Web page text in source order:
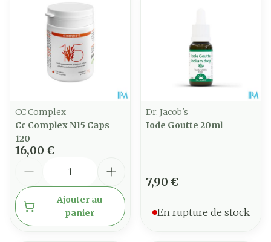
CC Complex
Cc Complex N15 Caps
120
16,00 €
Ajouter au
panier
Dr. Jacob's
Iode Goutte 20ml
7,90 €
En rupture de stock